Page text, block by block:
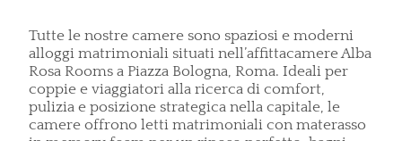
Tutte le nostre camere sono spaziosi e moderni
alloggi matrimoniali situati nell’affittacamere Alba
Rosa Rooms a Piazza Bologna, Roma. Ideali per
coppie e viaggiatori alla ricerca di comfort,
pulizia e posizione strategica nella capitale, le
camere offrono letti matrimoniali con materasso